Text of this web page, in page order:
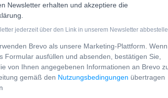
Newsletter erhalten und akzeptiere die
jederzeit über den Link in unserem Newsletter
Brevo als unsere Marketing-Plattform. Wenn
Formular ausfüllen und absenden, bestätigen Sie,
von Ihnen angegebenen Informationen an Brevo
gemäß den Nutzungsbedingungen übertragen